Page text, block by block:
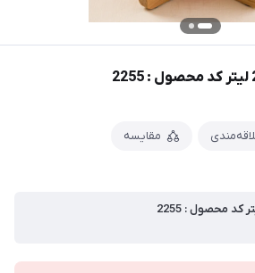
مقایسه